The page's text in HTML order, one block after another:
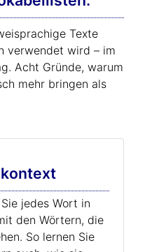
Texte
verwendet wird – im
Acht Gründe, warum
mehr bringen als
jedes Wort in
den Wörtern, die
So lernen Sie